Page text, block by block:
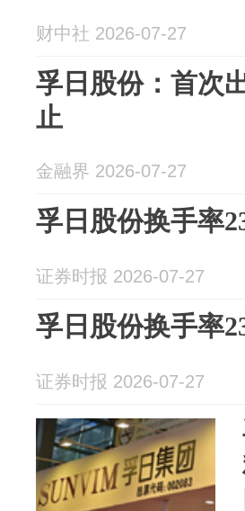
财中社 2026-07-27
孚日股份：首次
止
金融界 2026-07-27
孚日股份换手率
证券时报 2026-07-27
孚日股份换手率
证券时报 2026-07-27